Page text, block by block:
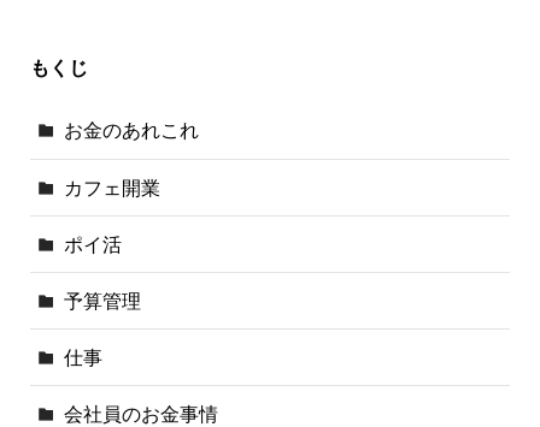
もくじ
お金のあれこれ
カフェ開業
ポイ活
予算管理
仕事
会社員のお金事情